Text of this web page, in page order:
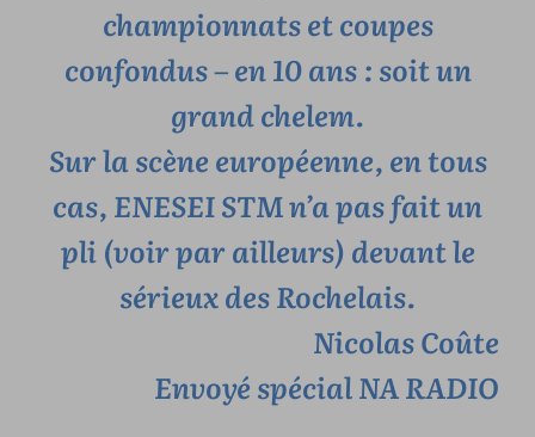
championnats et coupes
confondus – en 10 ans : soit un
grand chelem.
Sur la scène européenne, en tous
cas, ENESEI STM n’a pas fait un
pli (voir par ailleurs) devant le
sérieux des Rochelais.
Nicolas Coûte
Envoyé spécial NA RADIO